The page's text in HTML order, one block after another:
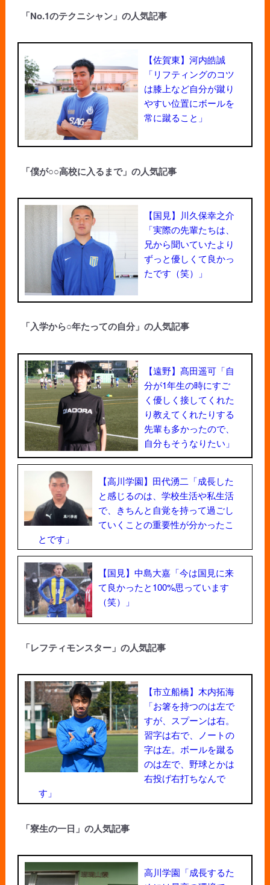
「No.1のテクニシャン」の人気記事
【佐賀東】河内皓誠
「リフティングのコツ
は膝上など自分が蹴り
やすい位置にボールを
常に蹴ること」
「僕が○○高校に入るまで」の人気記事
【国見】川久保幸之介
「実際の先輩たちは、
兄から聞いていたより
ずっと優しくて良かっ
たです（笑）」
「入学から○年たっての自分」の人気記事
【遠野】髙田遥可「自
分が1年生の時にすご
く優しく接してくれた
り教えてくれたりする
先輩も多かったので、
自分もそうなりたい」
【高川学園】田代湧二「成長した
と感じるのは、学校生活や私生活
で、きちんと自覚を持って過ごし
ていくことの重要性が分かったこ
とです」
【国見】中島大嘉「今は国見に来
て良かったと100%思っています
（笑）」
「レフティモンスター」の人気記事
【市立船橋】木内拓海
「お箸を持つのは左で
すが、スプーンは右。
習字は右で、ノートの
字は左。ボールを蹴る
のは左で、野球とかは
右投げ右打ちなんで
す」
「寮生の一日」の人気記事
高川学園「成長するた